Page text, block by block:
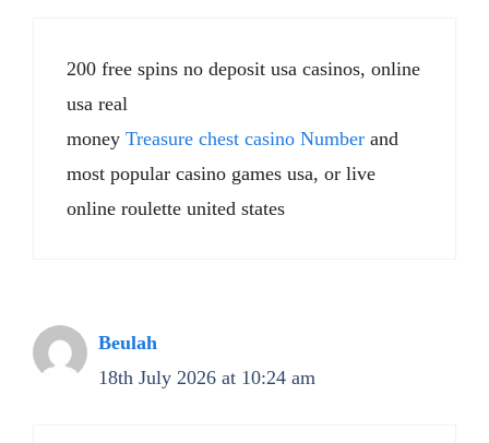
200 free spins no deposit usa casinos, online
usa real
money Treasure chest casino Number and
most popular casino games usa, or live
online roulette united states
Beulah
18th July 2026 at 10:24 am